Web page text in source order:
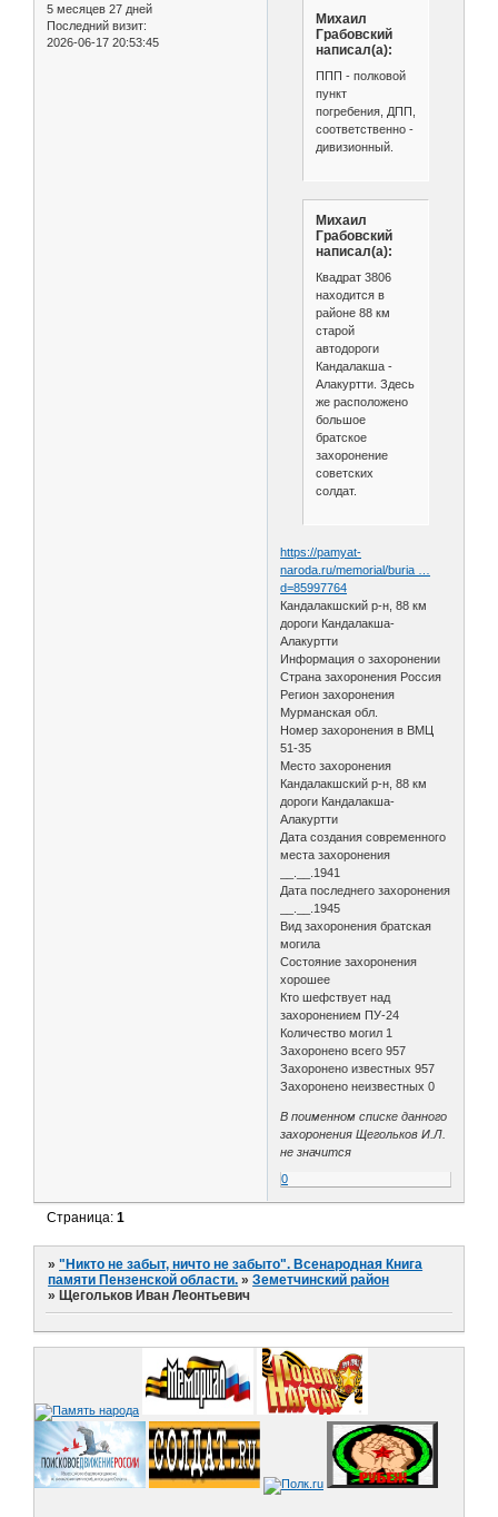
5 месяцев 27 дней
Последний визит:
2026-06-17 20:53:45
Михаил
Грабовский
написал(а):
ППП - полковой
пункт
погребения, ДПП,
соответственно -
дивизионный.
Михаил
Грабовский
написал(а):
Квадрат 3806
находится в
районе 88 км
старой
автодороги
Кандалакша -
Алакуртти. Здесь
же расположено
большое
братское
захоронение
советских
солдат.
https://pamyat-
naroda.ru/memorial/buria …
d=85997764
Кандалакшский р-н, 88 км
дороги Кандалакша-
Алакуртти
Информация о захоронении
Страна захоронения Россия
Регион захоронения
Мурманская обл.
Номер захоронения в ВМЦ
51-35
Место захоронения
Кандалакшский р-н, 88 км
дороги Кандалакша-
Алакуртти
Дата создания современного
места захоронения
__.__.1941
Дата последнего захоронения
__.__.1945
Вид захоронения братская
могила
Состояние захоронения
хорошее
Кто шефствует над
захоронением ПУ-24
Количество могил 1
Захоронено всего 957
Захоронено известных 957
Захоронено неизвестных 0
В поименном списке данного
захоронения Щегольков И.Л.
не значится
0
Страница:1
»"Никто не забыт, ничто не забыто". Всенародная Книга
памяти Пензенской области. »Земетчинский район
» Щегольков Иван Леонтьевич